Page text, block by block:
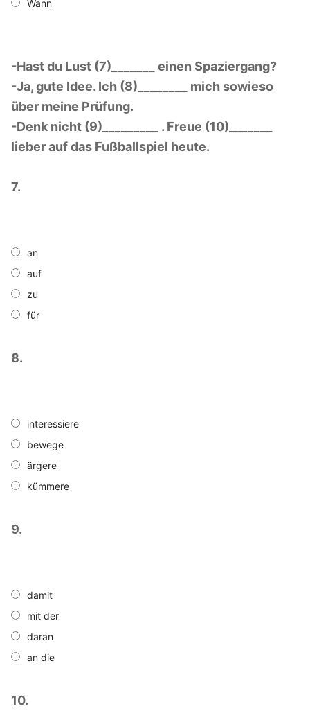
Wann
-Hast du Lust (7)_______ einen Spaziergang?
-Ja, gute Idee. Ich (8)________ mich sowieso
über meine Prüfung.
-Denk nicht (9)_________ . Freue (10)_______
lieber auf das Fußballspiel heute.
7.
an
auf
zu
für
8.
interessiere
bewege
ärgere
kümmere
9.
damit
mit der
daran
an die
10.